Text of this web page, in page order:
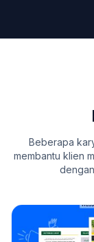
Beberapa
membantu klien